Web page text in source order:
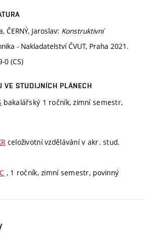
ČERNÝ, Jaroslav: Konstruktivní
- Nakladatelství ČVUT, Praha 2021.
0 (CS)
VE STUDIJNÍCH PLÁNECH
bakalářský 1 ročník, zimní semestr,
celoživotní vzdělávání v akr. stud.
, 1 ročník, zimní semestr, povinný